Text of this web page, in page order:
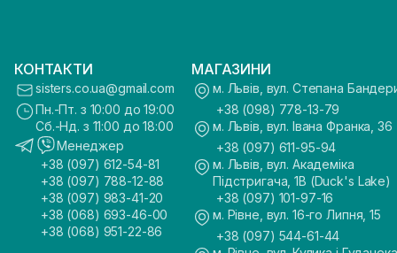
КОНТАКТИ
sisters.co.ua@gmail.com
Пн.-Пт. з 10:00 до 19:00
Сб.-Нд. з 11:00 до 18:00
Менеджер
+38 (097) 612-54-81
+38 (097) 788-12-88
+38 (097) 983-41-20
+38 (068) 693-46-00
+38 (068) 951-22-86
МАГАЗИНИ
м. Львів, вул. Степана
+38 (098) 778-13-79
м. Львів, вул. Івана Франка, 36
+38 (097) 611-95-94
м. Львів, вул. Академіка
Підстригача, 1В (Duck's Lake)
+38 (097) 101-97-16
м. Рівне, вул. 16-го Липня, 15
+38 (097) 544-61-44